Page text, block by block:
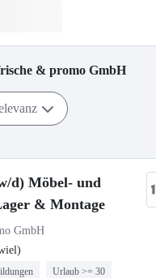
& promo GmbH
d) Möbel- und
& Montage
GmbH
Urlaub >= 30